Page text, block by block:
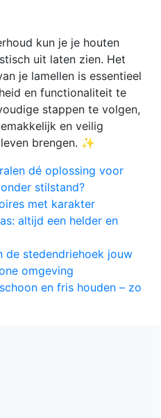
kun je je houten
uit laten zien. Het
je lamellen is essentieel
en functionaliteit te
stappen te volgen,
en veilig
brengen. ✨
dé oplossing voor
stilstand?
met karakter
altijd een helder en
de stedendriehoek jouw
omgeving
en fris houden – zo